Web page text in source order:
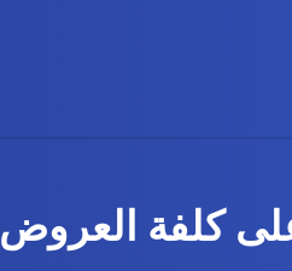
كلفة العروض